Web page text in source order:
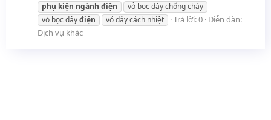
phụ kiện ngành điện
vỏ bọc dây chống cháy
vỏ bọc dâyđiện vỏ dây cách nhiệt Trả lời: 0 Diễn đàn:
Dịch vụ khác